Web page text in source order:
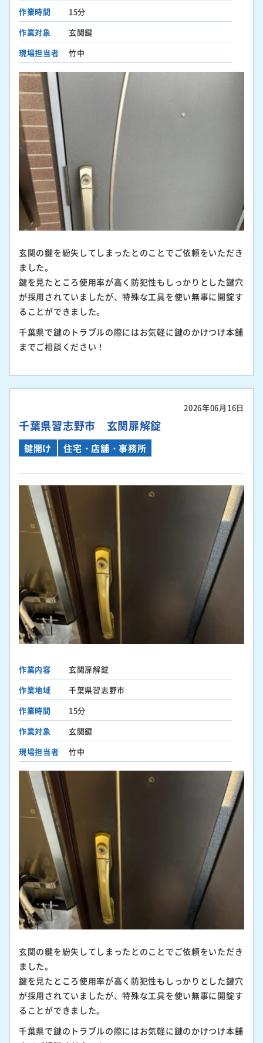
作業時間
15分
作業対象
玄関鍵
現場担当者
竹中
玄関の鍵を紛失してしまったとのことでご依頼をいただき
ました。
鍵を見たところ使用率が高く防犯性もしっかりとした鍵穴
が採用されていましたが、特殊な工具を使い無事に開錠す
ることができました。
千葉県で鍵のトラブルの際にはお気軽に鍵のかけつけ本舗
までご相談ください！
2026年06月16日
千葉県習志野市 玄関扉解錠
鍵開け 住宅・店舗・事務所
作業内容
玄関扉解錠
作業地域
千葉県習志野市
作業時間
15分
作業対象
玄関鍵
現場担当者
竹中
玄関の鍵を紛失してしまったとのことでご依頼をいただき
ました。
鍵を見たところ使用率が高く防犯性もしっかりとした鍵穴
が採用されていましたが、特殊な工具を使い無事に開錠す
ることができました。
千葉県で鍵のトラブルの際にはお気軽に鍵のかけつけ本舗